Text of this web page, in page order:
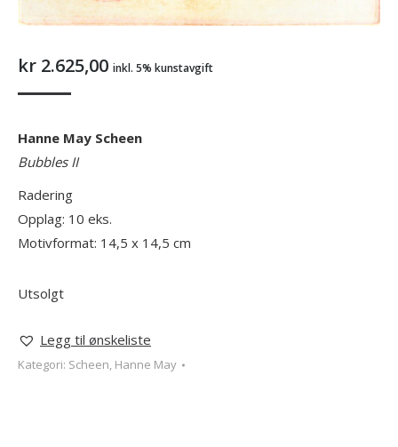
kr 2.625,00 inkl. 5% kunstavgift
Hanne May Scheen
Bubbles II
Radering
Opplag: 10 eks.
Motivformat: 14,5 x 14,5 cm
Utsolgt
Legg til ønskeliste
Kategori: Scheen, Hanne May